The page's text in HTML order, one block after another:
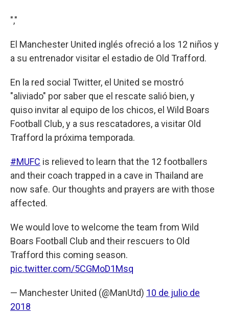
","
El Manchester United inglés ofreció a los 12 niños y
a su entrenador visitar el estadio de Old Trafford.
En la red social Twitter, el United se mostró
"aliviado" por saber que el rescate salió bien, y
quiso invitar al equipo de los chicos, el Wild Boars
Football Club, y a sus rescatadores, a visitar Old
Trafford la próxima temporada.
#MUFC is relieved to learn that the 12 footballers
and their coach trapped in a cave in Thailand are
now safe. Our thoughts and prayers are with those
affected.
We would love to welcome the team from Wild
Boars Football Club and their rescuers to Old
Trafford this coming season.
pic.twitter.com/5CGMoD1Msq
— Manchester United (@ManUtd) 10 de julio de
2018